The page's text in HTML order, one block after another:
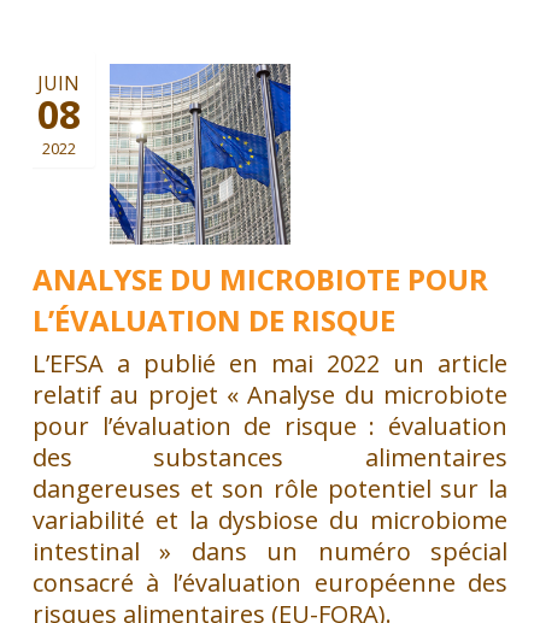
ANALYSE DU MICROBIOTE POUR
L’ÉVALUATION DE RISQUE
JUIN
08
2022
L’EFSA a publié en mai 2022 un article
relatif au projet « Analyse du microbiote
pour l’évaluation de risque : évaluation
des substances alimentaires
dangereuses et son rôle potentiel sur la
variabilité et la dysbiose du microbiome
intestinal » dans un numéro spécial
consacré à l’évaluation européenne des
risques alimentaires (EU-FORA).